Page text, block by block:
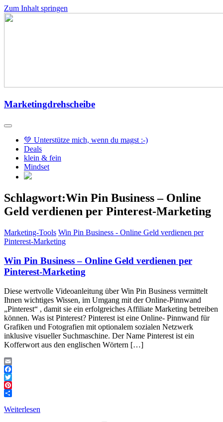
Zum Inhalt springen
Marketingdrehscheibe
💚 Unterstütze mich, wenn du magst :-)
Deals
klein & fein
Mindset
Schlagwort:Win Pin Business – Online
Geld verdienen per Pinterest-Marketing
Marketing-Tools Win Pin Business - Online Geld verdienen per
Pinterest-Marketing
Win Pin Business – Online Geld verdienen per
Pinterest-Marketing
Diese wertvolle Videoanleitung über Win Pin Business vermittelt
Ihnen wichtiges Wissen, im Umgang mit der Online-Pinnwand
„Pinterest“ , damit sie ein erfolgreiches Affiliate Marketing betreiben
können. Was ist Pinterest? Pinterest ist eine Online- Pinnwand für
Grafiken und Fotografien mit optionalem sozialen Netzwerk
inklusive visueller Suchmaschine. Der Name Pinterest ist ein
Kofferwort aus den englischen Wörtern […]
Email
Facebook
Twitter
Pinterest
Weiterlesen